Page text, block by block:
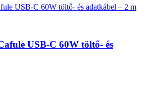
USB-C 60W töltő- és